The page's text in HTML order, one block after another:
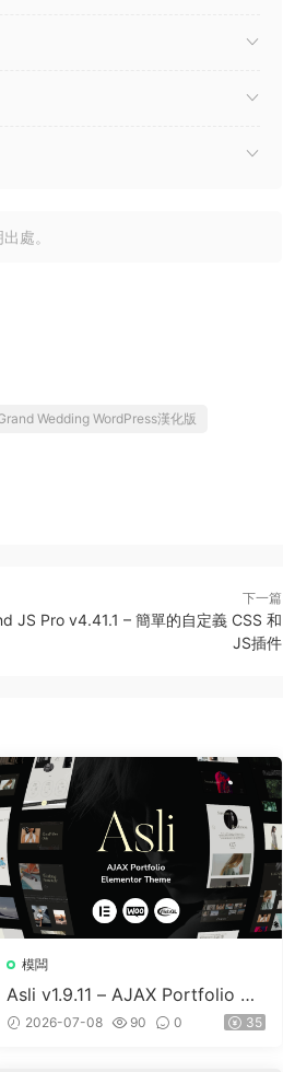
處。
Wedding WordPress漢化版
下一篇
JS Pro v4.41.1 – 簡單的自定義 CSS 和
JS插件
模闆
Asli v1.9.11 – AJAX Portfolio El
ementor WordPress Theme
2026-07-08 90 0 35